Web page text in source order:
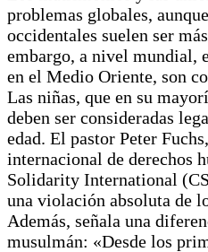
problemas globales,
occidentales suelen ser
embargo, a nivel mundial,
en el Medio Oriente, son
Las niñas, que en su
deben ser consideradas
edad. El pastor Peter
internacional de derechos
Solidarity International
una violación absoluta de
Además, señala una
musulmán: «Desde los